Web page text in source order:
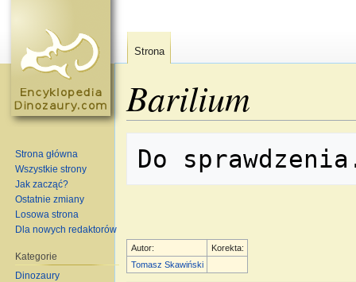
Barilium
Autor:
Korekta:
Tomasz Skawiński
Strona
Strona główna
Wszystkie strony
Jak zacząć?
Ostatnie zmiany
Losowa strona
Dla nowych redaktorów
Kategorie
Dinozaury